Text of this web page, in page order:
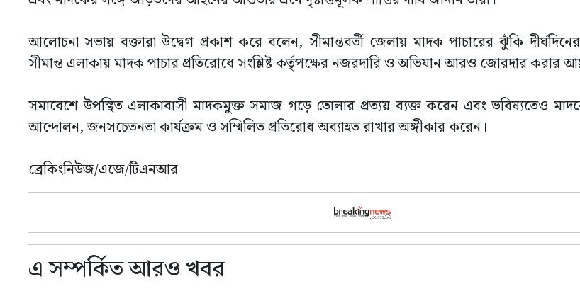
আলোচনা সভায় বক্তারা উদ্বেগ প্রকাশ করে বলেন, সীমান্তবর্তী জেলায় মাদক পাচারের ঝুঁকি
সীমান্ত এলাকায় মাদক পাচার প্রতিরোধে সংশ্লিষ্ট কর্তৃপক্ষের নজরদারি ও অভিযান আরও জোরদার করার
সমাবেশে উপস্থিত এলাকাবাসী মাদকমুক্ত সমাজ গড়ে তোলার প্রত্যয় ব্যক্ত করেন এবং ভবিষ্যতেও
আন্দোলন, জনসচেতনতা কার্যক্রম ও সম্মিলিত প্রতিরোধ অব্যাহত রাখার অঙ্গীকার করেন।
ব্রেকিংনিউজ/এজে/টিএনআর
এ সম্পর্কিত আরও খবর